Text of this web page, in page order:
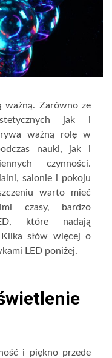
ważną. Zarówno ze
jak i
ważną rolę w
nauki, jak i
czynności.
salonie i pokoju
warto mieć
czasy, bardzo
które nadają
Kilka słów więcej o
LED poniżej.
i piękno przede